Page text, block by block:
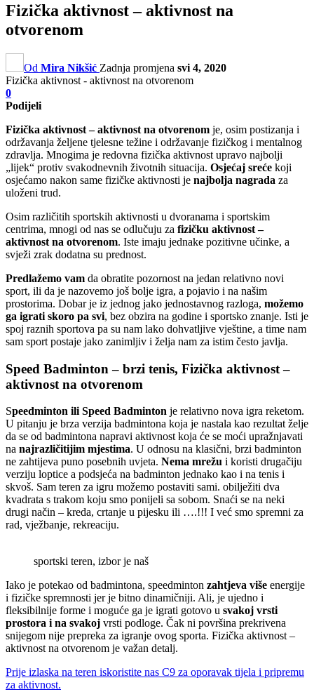
Fizička aktivnost – aktivnost na
otvorenom
Od Mira Nikšić Zadnja promjena svi 4, 2020
Fizička aktivnost - aktivnost na otvorenom
0
Podijeli
Fizička aktivnost – aktivnost na otvorenom je, osim postizanja i
održavanja željene tjelesne težine i održavanje fizičkog i mentalnog
zdravlja. Mnogima je redovna fizička aktivnost upravo najbolji
„lijek“ protiv svakodnevnih životnih situacija. Osjećaj sreće koji
osjećamo nakon same fizičke aktivnosti je najbolja nagrada za
uloženi trud.
Osim različitih sportskih aktivnosti u dvoranama i sportskim
centrima, mnogi od nas se odlučuju za fizičku aktivnost –
aktivnost na otvorenom. Iste imaju jednake pozitivne učinke, a
svježi zrak dodatna su prednost.
Predlažemo vam da obratite pozornost na jedan relativno novi
sport, ili da je nazovemo još bolje igra, a pojavio i na našim
prostorima. Dobar je iz jednog jako jednostavnog razloga, možemo
ga igrati skoro pa svi, bez obzira na godine i sportsko znanje. Isti je
spoj raznih sportova pa su nam lako dohvatljive vještine, a time nam
sam sport postaje jako zanimljiv i želja nam za istim često javlja.
Speed Badminton – brzi tenis, Fizička aktivnost –
aktivnost na otvorenom
Speedminton ili Speed Badminton je relativno nova igra reketom.
U pitanju je brza verzija badmintona koja je nastala kao rezultat želje
da se od badmintona napravi aktivnost koja će se moći upražnjavati
na najrazličitijim mjestima. U odnosu na klasični, brzi badminton
ne zahtijeva puno posebnih uvjeta. Nema mrežu i koristi drugačiju
verziju loptice a podsjeća na badminton jednako kao i na tenis i
skvoš. Sam teren za igru možemo postaviti sami. obilježiti dva
kvadrata s trakom koju smo ponijeli sa sobom. Snaći se na neki
drugi način – kreda, crtanje u pijesku ili ….!!! I već smo spremni za
rad, vježbanje, rekreaciju.
sportski teren, izbor je naš
Iako je potekao od badmintona, speedminton zahtjeva više energije
i fizičke spremnosti jer je bitno dinamičniji. Ali, je ujedno i
fleksibilnije forme i moguće ga je igrati gotovo u svakoj vrsti
prostora i na svakoj vrsti podloge. Čak ni površina prekrivena
snijegom nije prepreka za igranje ovog sporta. Fizička aktivnost –
aktivnost na otvorenom je važan detalj.
Prije izlaska na teren iskoristite nas C9 za oporavak tijela i pripremu
za aktivnost.